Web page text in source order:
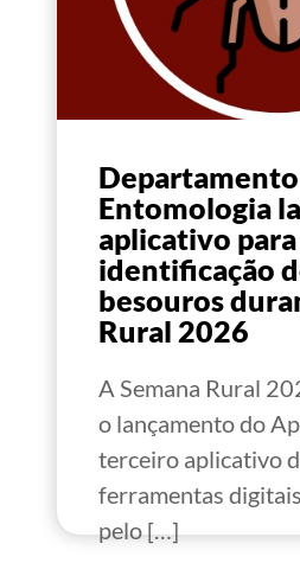
Entomologia
aplicativo para
identificação
besouros
Rural 2026
A Semana Rural
o lançamento do
terceiro aplicativo
ferramentas
pelo […]